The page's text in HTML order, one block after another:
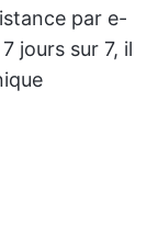
par e-
jours sur 7, il